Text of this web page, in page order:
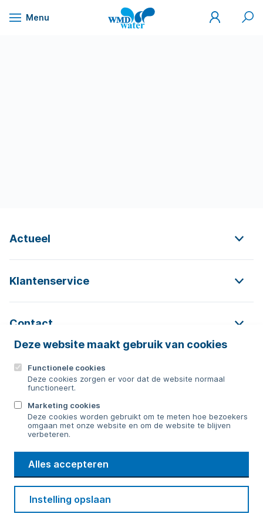
Naar
Deze website maakt gebruik van cookies
Functionele cookies
Deze cookies zorgen er voor dat de website normaal
functioneert.
Marketing cookies
Deze cookies worden gebruikt om te meten hoe bezoekers
omgaan met onze website en om de website te blijven
verbeteren.
Alles accepteren
Instelling opslaan
Menu
WMD
Drinkwater
Mijn
WMD
Zoek
Actueel
Klantenservice
Contact
Contact
Bericht sturen
WMD
Drinkwater
Cookie voorkeuren
Privacy Disclaimer